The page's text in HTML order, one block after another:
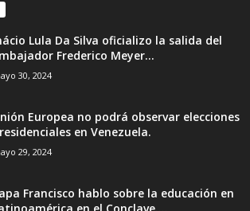
Lula Da Silva oficializo la salida del
Frederico Meyer...
30, 2024
Europea no podrá observar elecciones
en Venezuela.
29, 2024
Francisco hablo sobre la educación en
en el Conclave....